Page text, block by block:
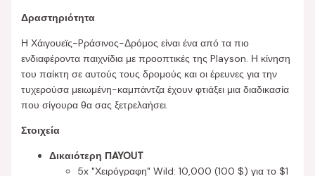
Δραστηριότητα
Η Χάιγουεϊς-Pράσινος-Δρόμος είναι ένα από τα πιο
ενδιαφέροντα παιχνίδια με προοπτικές της Playson. Η κίνηση
του παίκτη σε αυτούς τους δρομούς και οι έρευνες για την
τυχερούσα μειωμένη-καμπάντζα έχουν φτιάξει μια διαδικασία
που σίγουρα θα σας ξετρελαήσει.
Στοιχεία
Δικαιότερη ΠAYOUT
5x "Χειρόγραφη" Wild: 10,000 (100 $) για το $1